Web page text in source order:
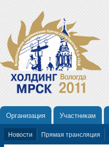
Организация Участникам
Новости Прямая трансляция